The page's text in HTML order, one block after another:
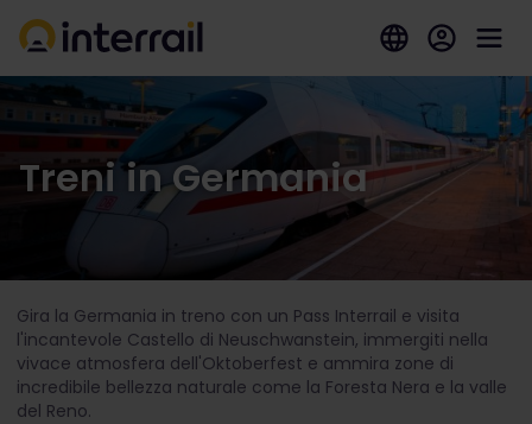
Treni in Germania
Gira la Germania in treno con un Pass Interrail e visita
l'incantevole Castello di Neuschwanstein, immergiti nella
vivace atmosfera dell'Oktoberfest e ammira zone di
incredibile bellezza naturale come la Foresta Nera e la valle
del Reno.